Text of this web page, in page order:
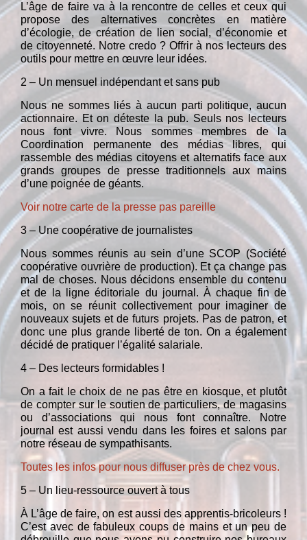
L’âge de faire va à la rencontre de celles et ceux qui
propose des alternatives concrètes en matière
d’écologie, de création de lien social, d’économie et
de citoyenneté. Notre credo ? Offrir à nos lecteurs des
outils pour mettre en œuvre leur idées.
2 – Un mensuel indépendant et sans pub
Nous ne sommes liés à aucun parti politique, aucun
actionnaire. Et on déteste la pub. Seuls nos lecteurs
nous font vivre. Nous sommes membres de la
Coordination permanente des médias libres, qui
rassemble des médias citoyens et alternatifs face aux
grands groupes de presse traditionnels aux mains
d’une poignée de géants.
Voir notre carte de la presse pas pareille
3 – Une coopérative de journalistes
Nous sommes réunis au sein d’une SCOP (Société
coopérative ouvrière de production). Et ça change pas
mal de choses. Nous décidons ensemble du contenu
et de la ligne éditoriale du journal. À chaque fin de
mois, on se réunit collectivement pour imaginer de
nouveaux sujets et de futurs projets. Pas de patron, et
donc une plus grande liberté de ton. On a également
décidé de pratiquer l’égalité salariale.
4 – Des lecteurs formidables !
On a fait le choix de ne pas être en kiosque, et plutôt
de compter sur le soutien de particuliers, de magasins
ou d’associations qui nous font connaître. Notre
journal est aussi vendu dans les foires et salons par
notre réseau de sympathisants.
Toutes les infos pour nous diffuser près de chez vous.
5 – Un lieu-ressource ouvert à tous
À L’âge de faire, on est aussi des apprentis-bricoleurs !
C’est avec de fabuleux coups de mains et un peu de